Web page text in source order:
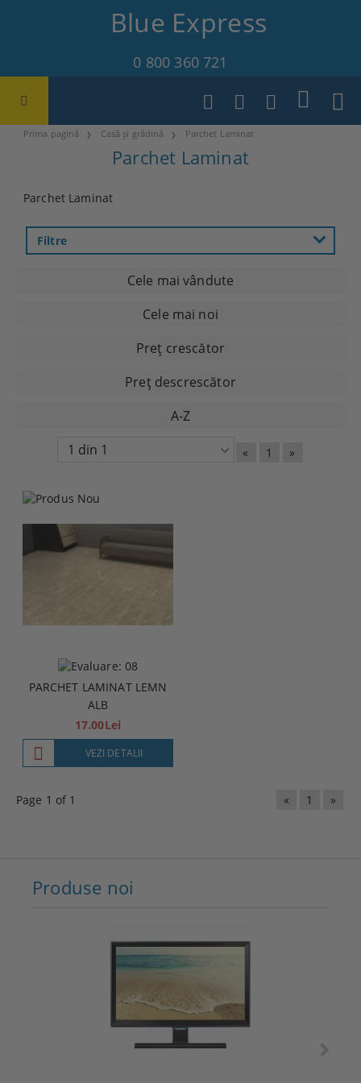
Blue Express
0 800 360 721
Prima pagină Casă și grădină Parchet Laminat
Parchet Laminat
Parchet Laminat
Filtre
Cele mai vândute
Cele mai noi
Preţ crescător
Preţ descrescător
A-Z
« 1 »
PARCHET LAMINAT LEMN
ALB
17.00Lei
VEZI DETALII
Page 1 of 1 « 1 »
Produse noi